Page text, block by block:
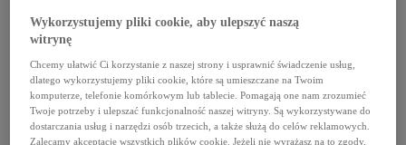
Nowy Urban Cruiser
Corolla Hatchback
Corolla Sedan
Nowa Corolla Cross
Toyota C-HR
Toyota C-HR Plug-in
Nowa Toyota C-HR+
Nowa Toyota bZ4X Touring
Camry
Wykorzystujemy pliki cookie, aby ulepszyć naszą
witrynę
Chcemy ułatwić Ci korzystanie z naszej strony i usprawnić świadczenie usług,
dlatego wykorzystujemy pliki cookie, które są umieszczane na Twoim
komputerze, telefonie komórkowym lub tablecie. Pomagają one nam zrozumieć
Twoje potrzeby i ulepszać funkcjonalność naszej witryny. Są wykorzystywane do
dostarczania usług i narzędzi osób trzecich, a także służą do celów reklamowych.
Zalecamy akceptację wszystkich plików cookie. Jeżeli nie wyrażasz na to zgody,